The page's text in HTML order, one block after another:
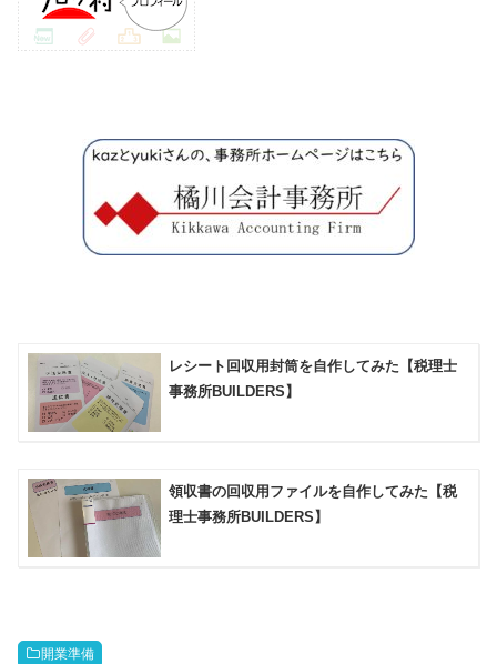
レシート回収用封筒を自作してみた【税理士
事務所BUILDERS】
領収書の回収用ファイルを自作してみた【税
理士事務所BUILDERS】
開業準備